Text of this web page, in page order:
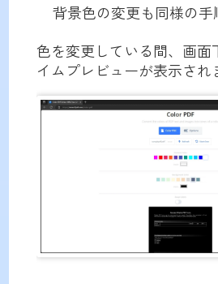
背景色の変更も同様の手
色を変更している間、画面
イムプレビューが表示され